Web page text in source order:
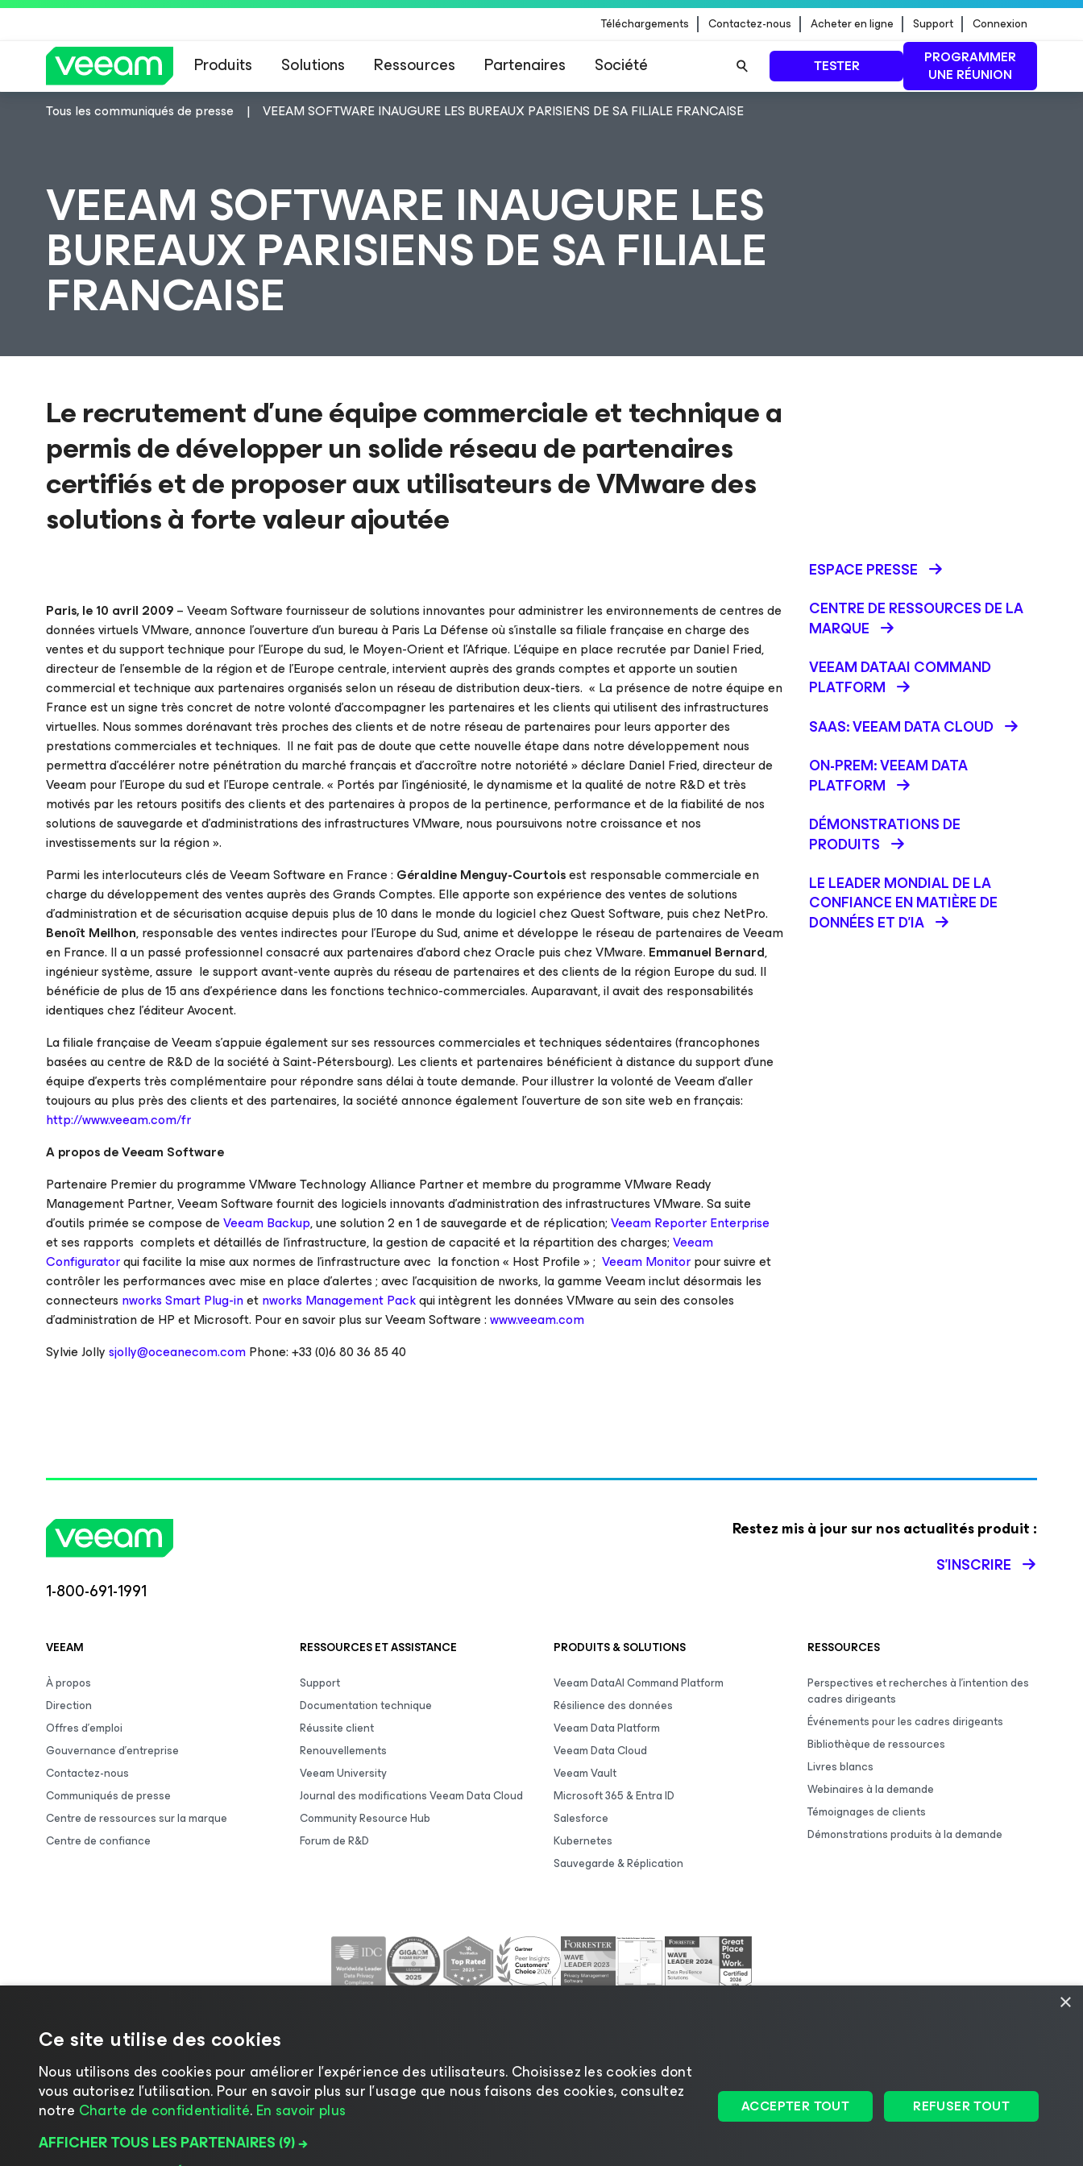
Téléchargements Contactez-nous Acheter en ligne Support Connexion
Produits Solutions Ressources Partenaires Société TESTER
PROGRAMMER
UNE RÉUNION
Tous les communiqués de presse VEEAM SOFTWARE INAUGURE LES BUREAUX PARISIENS DE SA FILIALE FRANCAISE
VEEAM SOFTWARE INAUGURE LES
BUREAUX PARISIENS DE SA FILIALE
FRANCAISE
Le recrutement d’une équipe commerciale et technique a
permis de développer un solide réseau de partenaires
certifiés et de proposer aux utilisateurs de VMware des
solutions à forte valeur ajoutée
Paris, le 10 avril 2009– Veeam Software fournisseur de solutions innovantes pour administrer les environnements de centres de
données virtuels VMware, annonce l’ouverture d’un bureau à Paris La Défense où s’installe sa filiale française en charge des
ventes et du support technique pour l’Europe du sud, le Moyen-Orient et l’Afrique. L’équipe en place recrutée par Daniel Fried,
directeur de l’ensemble de la région et de l’Europe centrale, intervient auprès des grands comptes et apporte un soutien
commercial et technique aux partenaires organisés selon un réseau de distribution deux-tiers. « La présence de notre équipe en
France est un signe très concret de notre volonté d’accompagner les partenaires et les clients qui utilisent des infrastructures
virtuelles. Nous sommes dorénavant très proches des clients et de notre réseau de partenaires pour leurs apporter des
prestations commerciales et techniques. Il ne fait pas de doute que cette nouvelle étape dans notre développement nous
permettra d’accélérer notre pénétration du marché français et d’accroître notre notoriété » déclare Daniel Fried, directeur de
Veeam pour l’Europe du sud et l’Europe centrale. « Portés par l’ingéniosité, le dynamisme et la qualité de notre R&D et très
motivés par les retours positifs des clients et des partenaires à propos de la pertinence, performance et de la fiabilité de nos
solutions de sauvegarde et d’administrations des infrastructures VMware, nous poursuivons notre croissance et nos
investissements sur la région ».
Parmi les interlocuteurs clés de Veeam Software en France : Géraldine Menguy-Courtoisest responsable commerciale en
charge du développement des ventes auprès des Grands Comptes. Elle apporte son expérience des ventes de solutions
d’administration et de sécurisation acquise depuis plus de 10 dans le monde du logiciel chez Quest Software, puis chez NetPro.
Benoît Meilhon, responsable des ventes indirectes pour l’Europe du Sud, anime et développe le réseau de partenaires de Veeam
en France. Il a un passé professionnel consacré aux partenaires d’abord chez Oracle puis chez VMware. Emmanuel Bernard,
ingénieur système, assure le support avant-vente auprès du réseau de partenaires et des clients de la région Europe du sud. Il
bénéficie de plus de 15 ans d’expérience dans les fonctions technico-commerciales. Auparavant, il avait des responsabilités
identiques chez l’éditeur Avocent.
La filiale française de Veeam s’appuie également sur ses ressources commerciales et techniques sédentaires (francophones
basées au centre de R&D de la société à Saint-Pétersbourg). Les clients et partenaires bénéficient à distance du support d’une
équipe d’experts très complémentaire pour répondre sans délai à toute demande. Pour illustrer la volonté de Veeam d’aller
toujours au plus près des clients et des partenaires, la société annonce également l’ouverture de son site web en français:
http://www.veeam.com/fr
A propos de Veeam Software
Partenaire Premier du programmeVMware Technology Alliance Partneret membre du programmeVMware Ready
Management Partner, Veeam Software fournit des logiciels innovants d’administration des infrastructures VMware. Sa suite
d’outils primée se compose deVeeam Backup, une solution 2 en 1 de sauvegarde et de réplication;Veeam Reporter Enterprise
et ses rapports complets et détaillés de l’infrastructure, la gestion de capacité et la répartition des charges;Veeam
Configuratorqui facilite la mise aux normes de l’infrastructure avec la fonction « Host Profile » ; Veeam Monitorpour suivre et
contrôler les performances avec mise en place d’alertes ; avec l’acquisition de nworks, la gamme Veeam inclut désormais les
connecteurs nworks Smart Plug-inetnworks Management Packqui intègrent les données VMware au sein des consoles
d’administration de HP et Microsoft. Pour en savoir plus sur Veeam Software :www.veeam.com
Sylvie Jollysjolly@oceanecom.comPhone: +33 (0)6 80 36 85 40
ESPACE PRESSE
CENTRE DE RESSOURCES DE LA
MARQUE
VEEAM DATAAI COMMAND
PLATFORM
SAAS: VEEAM DATA CLOUD
ON-PREM: VEEAM DATA
PLATFORM
DÉMONSTRATIONS DE
PRODUITS
LE LEADER MONDIAL DE LA
CONFIANCE EN MATIÈRE DE
DONNÉES ET D'IA
1-800-691-1991
Restez mis à jour sur nos actualités produit :
S’INSCRIRE
VEEAM
À propos
Direction
Offres d’emploi
Gouvernance d’entreprise
Contactez-nous
Communiqués de presse
Centre de ressources sur la marque
Centre de confiance
RESSOURCES ET ASSISTANCE
Support
Documentation technique
Réussite client
Renouvellements
Veeam University
Journal des modifications Veeam Data Cloud
Community Resource Hub
Forum de R&D
PRODUITS & SOLUTIONS
Veeam DataAI Command Platform
Résilience des données
Veeam Data Platform
Veeam Data Cloud
Veeam Vault
Microsoft 365 & Entra ID
Salesforce
Kubernetes
Sauvegarde & Réplication
RESSOURCES
Perspectives et recherches à l’intention des
cadres dirigeants
Événements pour les cadres dirigeants
Bibliothèque de ressources
Livres blancs
Webinaires à la demande
Témoignages de clients
Démonstrations produits à la demande
©2026 Veeam ® Software |Politique de confidentialité| Politique d’utilisation des cookies|Secteur juridique|Politique de licences|Ressources pour les
×
Ce site utilise des cookies
Nous utilisons des cookies pour améliorer l’expérience des utilisateurs. Choisissez les cookies dont
vous autorisez l’utilisation. Pour en savoir plus sur l’usage que nous faisons des cookies, consultez
notre Charte de confidentialité. En savoir plus
AFFICHER TOUS LES PARTENAIRES (9) →
ACCEPTER TOUT REFUSER TOUT